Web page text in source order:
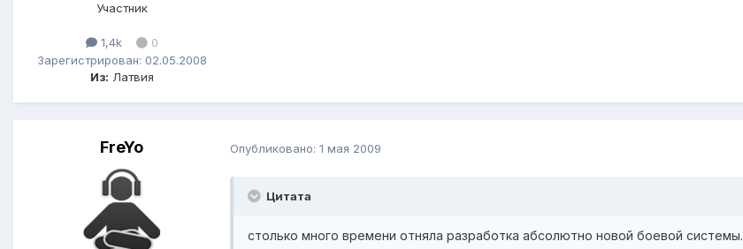
Участник
1,4k
0
Зарегистрирован: 02.05.2008
Из: Латвия
FreYo Опубликовано: 1 мая 2009
Цитата
столько много времени отняла разработка абсолютно новой боевой системы.